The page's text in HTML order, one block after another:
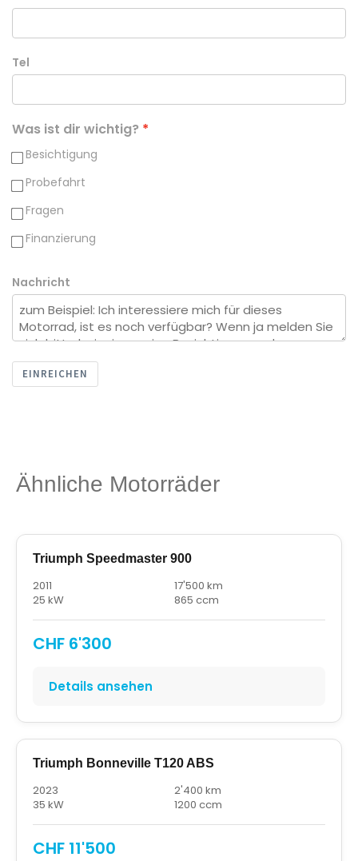
Tel
Was ist dir wichtig?
Besichtigung
Probefahrt
Fragen
Finanzierung
Nachricht
EINREICHEN
Ähnliche Motorräder
Triumph Speedmaster 900
2011
17'500 km
25 kW
865 ccm
CHF 6'300
Details ansehen
Triumph Bonneville T120 ABS
2023
2'400 km
35 kW
1200 ccm
CHF 11'500